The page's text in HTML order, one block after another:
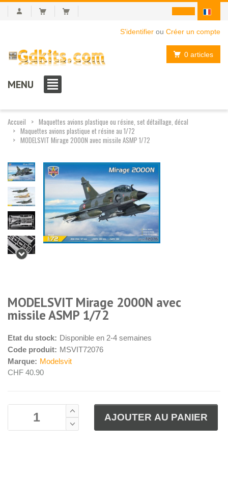
S'identifier ou Créer un compte
0 articles
MENU
Accueil
Maquettes avions plastique ou résine, set détaillage, décal
Maquettes avions plastique et résine au 1/72
MODELSVIT Mirage 2000N avec missile ASMP 1/72
MODELSVIT Mirage 2000N avec
missile ASMP 1/72
Etat du stock: Disponible en 2-4 semaines
Code produit: MSVIT72076
Marque: Modelsvit
CHF 40.90